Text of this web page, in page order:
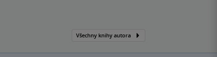
Všechny knihy autora